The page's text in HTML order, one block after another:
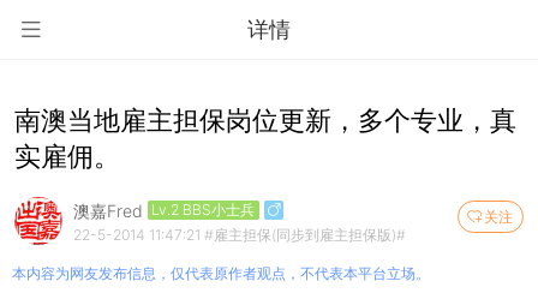
详情
南澳当地雇主担保岗位更新，多个专业，真
实雇佣。
关注
澳嘉Fred Lv.2 BBS小士兵
22-5-2014 11:47:21 #雇主担保(同步到雇主担保版)#
本内容为网友发布信息，仅代表原作者观点，不代表本平台立场。